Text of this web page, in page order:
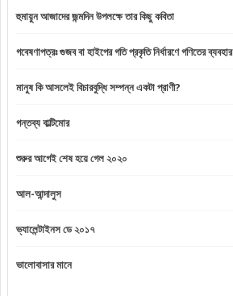
হুমায়ুন আজাদের জন্মদিন উপলক্ষে তার কিছু কবিতা
গবেষণাপত্রঃ গুজব বা হাইপের গতি প্রকৃতি নির্ধারণে গণিতের ব্যবহার
মানুষ কি আসলেই বিচারবুদ্ধি সম্পন্ন একটা প্রাণী?
গন্তব্য বাল্টিমোর
শুরুর আগেই শেষ হয়ে গেল ২০২০
আল-আন্দালুস
ভ্যালেন্টাইনস ডে ২০১৭
ভালোবাসার মানে